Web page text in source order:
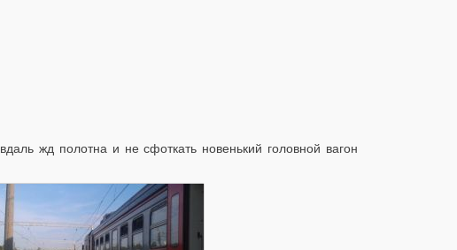
жд полотна и не сфоткать новенький головной вагон